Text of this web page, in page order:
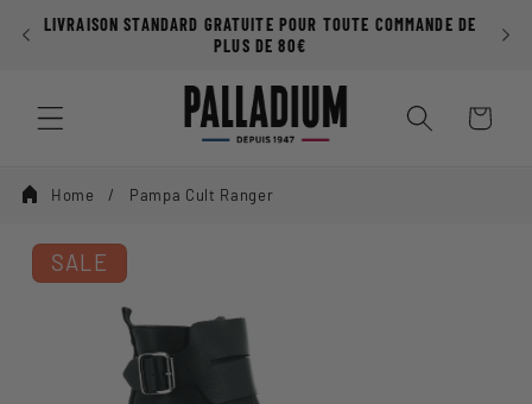
passer au
contenu
LIVRAISON STANDARD GRATUITE POUR TOUTE COMMANDE DE
PLUS DE 80€
Panier
Home Pampa Cult Ranger
SALE